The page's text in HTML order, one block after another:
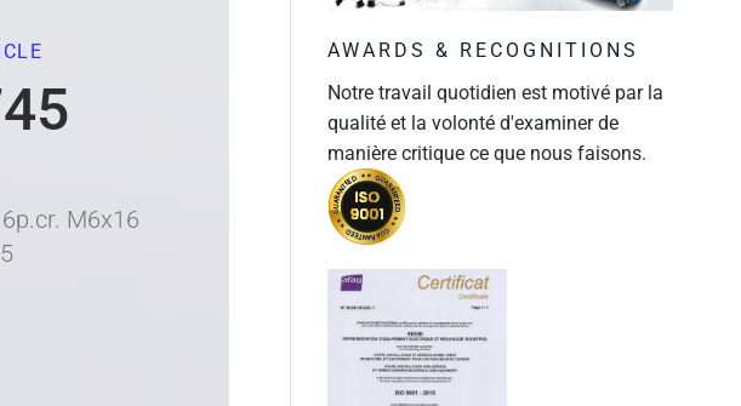
M6x16
AWARDS & RECOGNITIONS
Notre travail quotidien est motivé par la
qualité et la volonté d'examiner de
manière critique ce que nous faisons.